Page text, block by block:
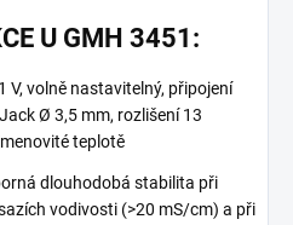
U GMH 3451:
V, volně nastavitelný, připojení
Ø 3,5 mm, rozlišení 13
teplotě
dlouhodobá stabilita při
vodivosti (>20 mS/cm) a při